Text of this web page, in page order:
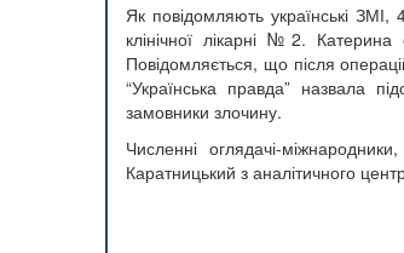
Як повідомляють українські ЗМІ,
клінічної лікарні №2.
Повідомляється, що після
“Українська правда” назвала
замовники злочину.
Численні оглядачі-
Каратницький з аналітичного